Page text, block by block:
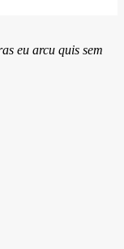
eu arcu quis sem